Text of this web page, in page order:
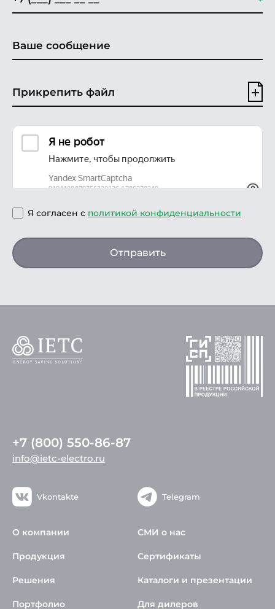
Прикрепить файл
Я согласен с политикой конфиденциальности
Отправить
+7 (800) 550-86-87
info@ietc-electro.ru
Vkontakte Telegram
О компании
Продукция
Решения
Портфолио
СМИ о нас
Сертификаты
Каталоги и презентации
Для дилеров